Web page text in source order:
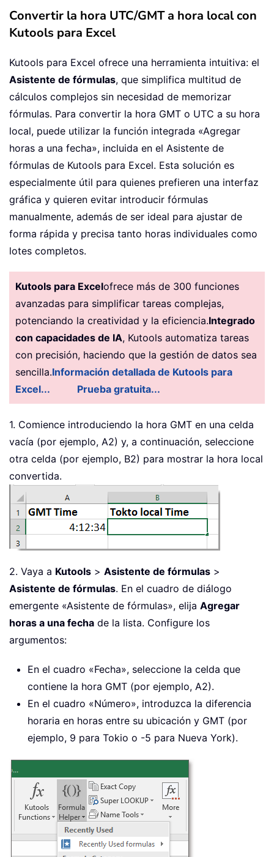
Convertir la hora UTC/GMT a hora local con
Kutools para Excel
Kutools para Excel ofrece una herramienta intuitiva: el
Asistente de fórmulas, que simplifica multitud de
cálculos complejos sin necesidad de memorizar
fórmulas. Para convertir la hora GMT o UTC a su hora
local, puede utilizar la función integrada «Agregar
horas a una fecha», incluida en el Asistente de
fórmulas de Kutools para Excel. Esta solución es
especialmente útil para quienes prefieren una interfaz
gráfica y quieren evitar introducir fórmulas
manualmente, además de ser ideal para ajustar de
forma rápida y precisa tanto horas individuales como
lotes completos.
Kutools para Excelofrece más de 300 funciones
avanzadas para simplificar tareas complejas,
potenciando la creatividad y la eficiencia.Integrado
con capacidades de IA, Kutools automatiza tareas
con precisión, haciendo que la gestión de datos sea
sencilla.Información detallada de Kutools para
Excel...
Prueba gratuita...
1. Comience introduciendo la hora GMT en una celda
vacía (por ejemplo, A2) y, a continuación, seleccione
otra celda (por ejemplo, B2) para mostrar la hora local
convertida.
2. Vaya a Kutools > Asistente de fórmulas >
Asistente de fórmulas. En el cuadro de diálogo
emergente «Asistente de fórmulas», elija Agregar
horas a una fecha de la lista. Configure los
argumentos:
En el cuadro «Fecha», seleccione la celda que
contiene la hora GMT (por ejemplo, A2).
En el cuadro «Número», introduzca la diferencia
horaria en horas entre su ubicación y GMT (por
ejemplo, 9 para Tokio o -5 para Nueva York).